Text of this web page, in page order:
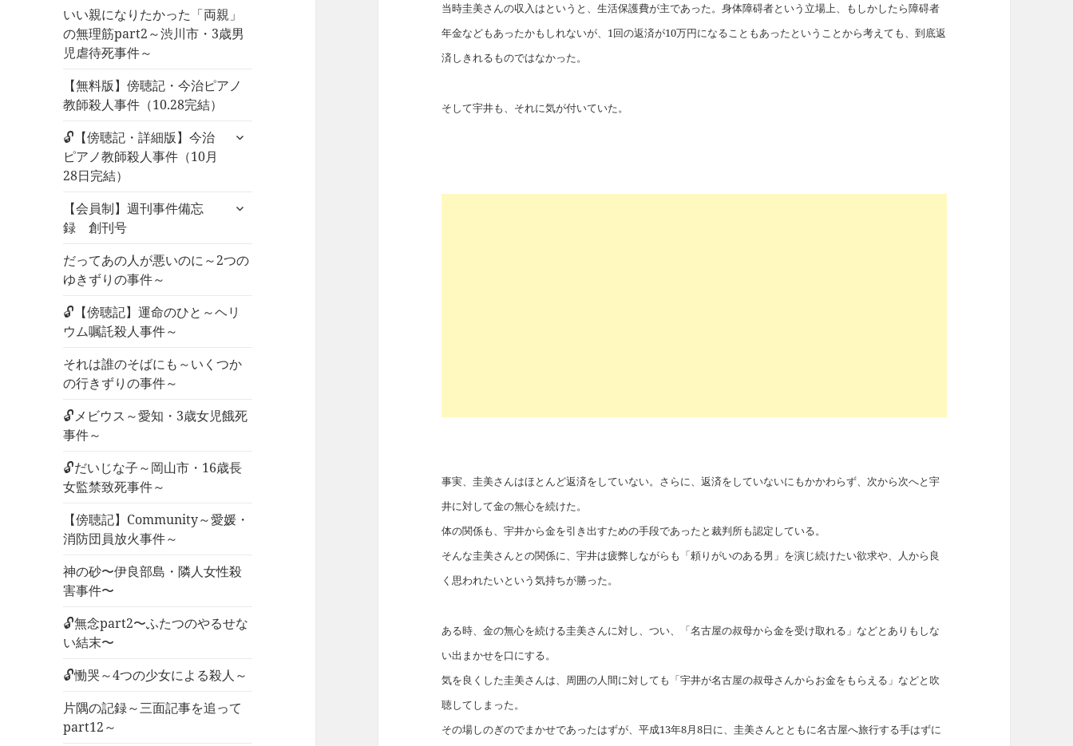
いい親になりたかった「両親」
の無理筋part2～渋川市・3歳男
児虐待死事件～
【無料版】傍聴記・今治ピアノ
教師殺人事件（10.28完結）
🔓【傍聴記・詳細版】今治
ピアノ教師殺人事件（10月
28日完結）
サ
ュ
展
【会員制】週刊事件備忘
録 創刊号
サ
ニ
を
だってあの人が悪いのに～2つの
ゆきずりの事件～
🔓【傍聴記】運命のひと～ヘリ
ウム嘱託殺人事件～
それは誰のそばにも～いくつか
の行きずりの事件～
🔓メビウス～愛知・3歳女児餓死
事件～
🔓だいじな子～岡山市・16歳長
女監禁致死事件～
【傍聴記】Community～愛媛・
消防団員放火事件～
神の砂〜伊良部島・隣人女性殺
害事件〜
🔓無念part2〜ふたつのやるせな
い結末〜
🔓慟哭～4つの少女による殺人～
片隅の記録～三面記事を追って
part12～
当時圭美さんの収入はというと、生活保護費が主であった。身体障碍者という立場上、もしかしたら障碍者
年金などもあったかもしれないが、1回の返済が10万円になることもあったということから考えても、到底返
済しきれるものではなかった。
そして宇井も、それに気が付いていた。
事実、圭美さんはほとんど返済をしていない。さらに、返済をしていないにもかかわらず、次から次へと宇
井に対して金の無心を続けた。
体の関係も、宇井から金を引き出すための手段であったと裁判所も認定している。
そんな圭美さんとの関係に、宇井は疲弊しながらも「頼りがいのある男」を演じ続けたい欲求や、人から良
く思われたいという気持ちが勝った。
ある時、金の無心を続ける圭美さんに対し、つい、「名古屋の叔母から金を受け取れる」などとありもしな
い出まかせを口にする。
気を良くした圭美さんは、周囲の人間に対しても「宇井が名古屋の叔母さんからお金をもらえる」などと吹
聴してしまった。
その場しのぎのでまかせであったはずが、平成13年8月8日に、圭美さんとともに名古屋へ旅行する手はずに